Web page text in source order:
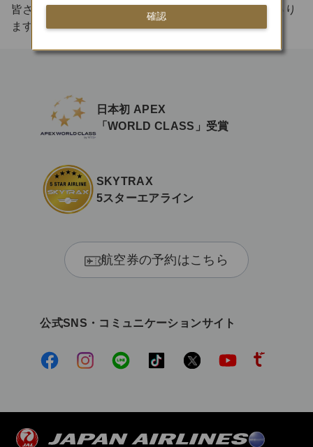
皆さまとともに、全社員一丸となって取り組んでまいり
ます。
日本初 APEX
「WORLD CLASS」受賞
SKYTRAX
5スターエアライン
航空券の予約はこちら
公式SNS・コミュニケーションサイト
確認